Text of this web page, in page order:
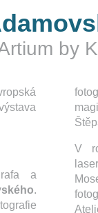
by
a
.
V